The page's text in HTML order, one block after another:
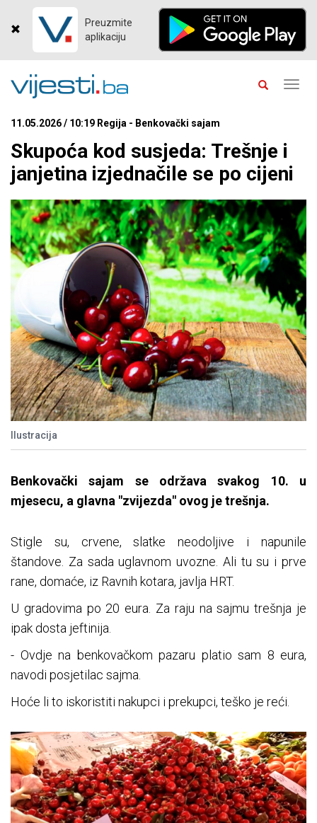
Preuzmite
aplikaciju
11.05.2026 / 10:19 Regija - Benkovački sajam
Skupoća kod susjeda: Trešnje i
janjetina izjednačile se po cijeni
Ilustracija
Benkovački sajam se održava svakog 10. u
mjesecu, a glavna "zvijezda" ovog je trešnja.
Stigle su, crvene, slatke neodoljive i napunile
štandove. Za sada uglavnom uvozne. Ali tu su i prve
rane, domaće, iz Ravnih kotara, javlja HRT.
U gradovima po 20 eura. Za raju na sajmu trešnja je
ipak dosta jeftinija.
- Ovdje na benkovačkom pazaru platio sam 8 eura,
navodi posjetilac sajma.
Hoće li to iskoristiti nakupci i prekupci, teško je reći.